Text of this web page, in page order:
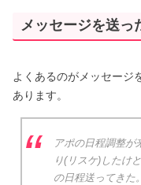
メッセージを送っ
よくあるのがメッセージ
あります。
アポの日程調整が
り(リスケ)したけ
の日程送ってきた。